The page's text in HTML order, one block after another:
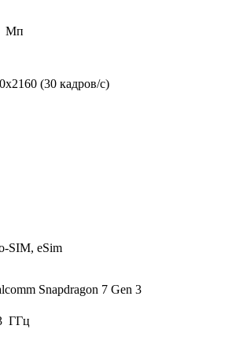
Мп
(30 кадров/с)
SIM, eSim
Snapdragon 7 Gen 3
ГГц